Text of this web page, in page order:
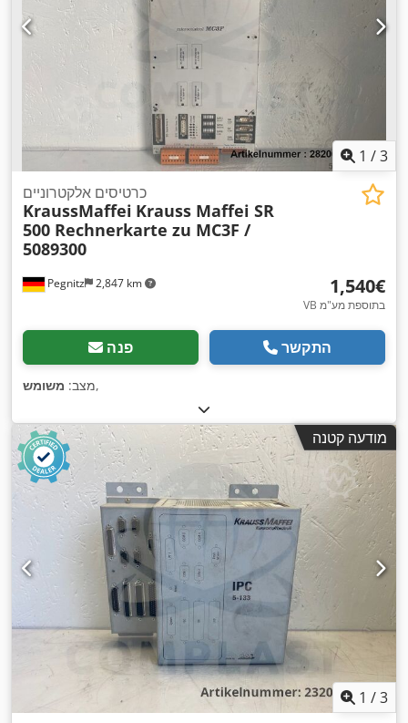
1 /3
Pegnitz 2,847 km
כרטיסים אלקטרוניים
KraussMaffei Krauss Maffei SR
500 Rechnerkarte zu MC3F /
5089300
‏1,540 ‏€
VB בתוספת מע"מ
פנה התקשר
מצב: משומש ,
מודעה קטנה
1 /3